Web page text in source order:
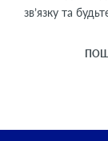
зв’язку та